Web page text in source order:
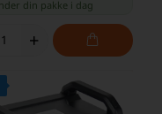
din pakke i dag
+
PRIS